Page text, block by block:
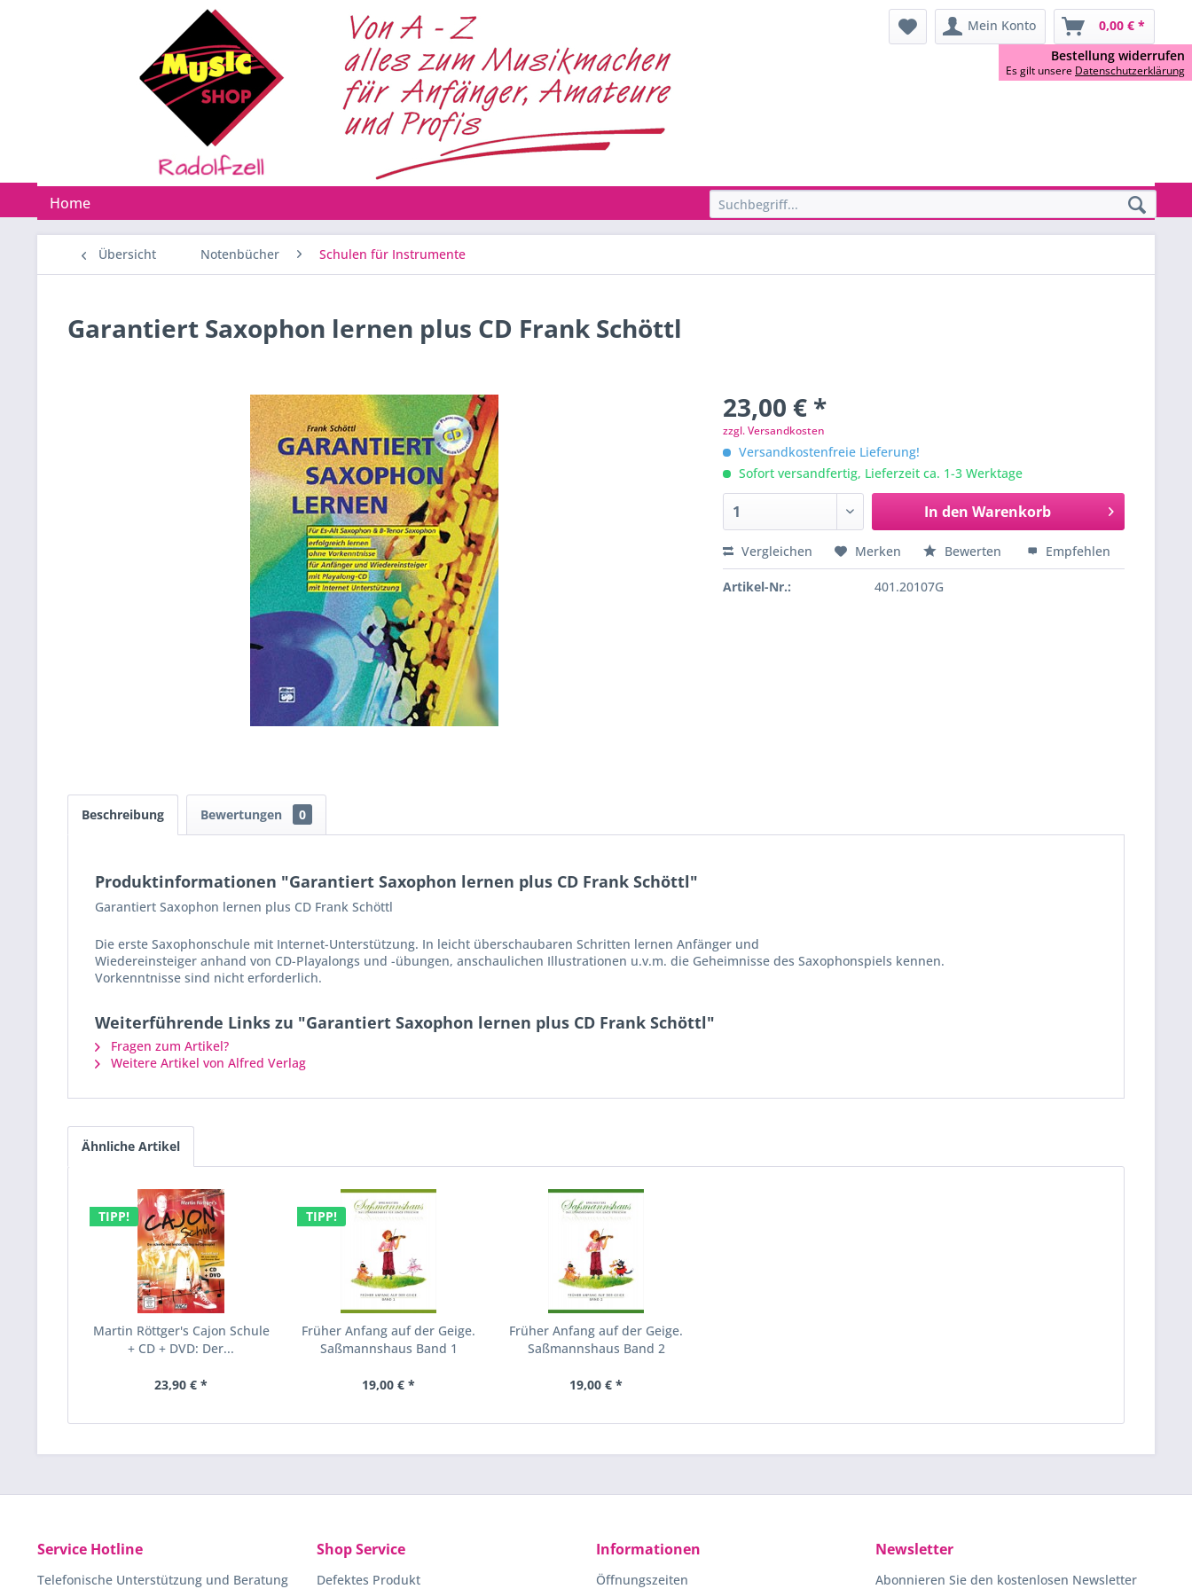
Mein Konto 0,00 € *
Home
Übersicht Notenbücher Schulen für Instrumente
Garantiert Saxophon lernen plus CD Frank Schöttl
23,00 € *
zzgl. Versandkosten
Versandkostenfreie Lieferung!
Sofort versandfertig, Lieferzeit ca. 1-3 Werktage
In den Warenkorb
Vergleichen Merken Bewerten Empfehlen
Artikel-Nr.: 401.20107G
Beschreibung Bewertungen 0
Produktinformationen "Garantiert Saxophon lernen plus CD Frank Schöttl"
Garantiert Saxophon lernen plus CD Frank Schöttl
Die erste Saxophonschule mit Internet-Unterstützung. In leicht überschaubaren Schritten lernen Anfänger und
Wiedereinsteiger anhand von CD-Playalongs und -übungen, anschaulichen Illustrationen u.v.m. die Geheimnisse des Saxophonspiels kennen.
Vorkenntnisse sind nicht erforderlich.
Weiterführende Links zu "Garantiert Saxophon lernen plus CD Frank Schöttl"
Fragen zum Artikel?
Weitere Artikel von Alfred Verlag
Ähnliche Artikel
TIPP!
Martin Röttger's Cajon Schule
+ CD + DVD: Der...
23,90 € *
TIPP!
Früher Anfang auf der Geige.
Saßmannshaus Band 1
19,00 € *
Früher Anfang auf der Geige.
Saßmannshaus Band 2
19,00 € *
Service Hotline
Telefonische Unterstützung und Beratung
Shop Service
Defektes Produkt
Informationen
Öffnungszeiten
Newsletter
Abonnieren Sie den kostenlosen Newsletter
Bestellung widerrufen
Es gilt unsere Datenschutzerklärung